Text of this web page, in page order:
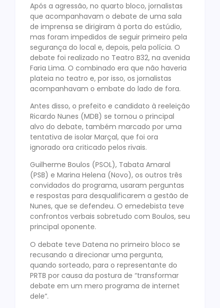
Após a agressão, no quarto bloco, jornalistas
que acompanhavam o debate de uma sala
de imprensa se dirigiram à porta do estúdio,
mas foram impedidos de seguir primeiro pela
segurança do local e, depois, pela polícia. O
debate foi realizado no Teatro B32, na avenida
Faria Lima. O combinado era que não haveria
plateia no teatro e, por isso, os jornalistas
acompanhavam o embate do lado de fora.
Antes disso, o prefeito e candidato à reeleição
Ricardo Nunes (MDB) se tornou o principal
alvo do debate, também marcado por uma
tentativa de isolar Marçal, que foi ora
ignorado ora criticado pelos rivais.
Guilherme Boulos (PSOL), Tabata Amaral
(PSB) e Marina Helena (Novo), os outros três
convidados do programa, usaram perguntas
e respostas para desqualificarem a gestão de
Nunes, que se defendeu. O emedebista teve
confrontos verbais sobretudo com Boulos, seu
principal oponente.
O debate teve Datena no primeiro bloco se
recusando a direcionar uma pergunta,
quando sorteado, para o representante do
PRTB por causa da postura de “transformar
debate em um mero programa de internet
dele”.